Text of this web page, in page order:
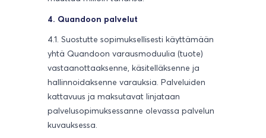
4. Quandoon palvelut
4.1. Suostutte sopimuksellisesti käyttämään
yhtä Quandoon varausmoduulia (tuote)
vastaanottaaksenne, käsitelläksenne ja
hallinnoidaksenne varauksia. Palveluiden
kattavuus ja maksutavat linjataan
palvelusopimuksessanne olevassa palvelun
kuvauksessa.